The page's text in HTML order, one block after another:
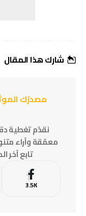
شارك هذا المقال
مصدرُك
نقدّم تغطية
معمّقة وآراء
تابع آخر
3.5K